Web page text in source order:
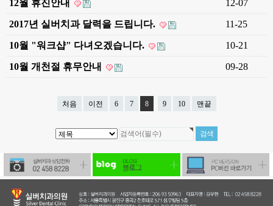
12월 휴진안내 12-07
2017년 실버치과 달력을 드립니다. 11-25
10월 "워크샵" 다녀오겠습니다. 10-21
10월 개천절 휴무안내 09-28
처음 이전 6 7 8 9 10 맨끝